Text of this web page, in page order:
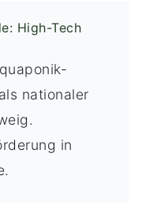
High-Tech
nationaler
in